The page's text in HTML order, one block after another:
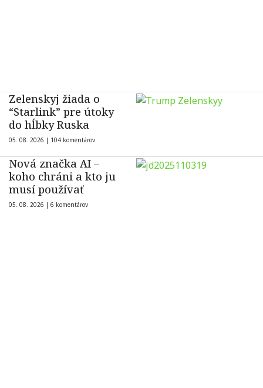
Zelenskyj žiada o
“Starlink” pre útoky
do hĺbky Ruska
05. 08. 2026 | 104 komentárov
Nová značka AI –
koho chráni a kto ju
musí používať
05. 08. 2026 | 6 komentárov